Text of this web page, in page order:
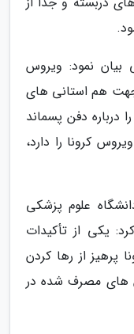
نمود: ویروس
جهت هم استانی های
درباره دفن پسماند
کرونا را دارد،
علوم پزشکی
یکی از تأکیدات
پرهیز از رها کردن
های مصرف شده در